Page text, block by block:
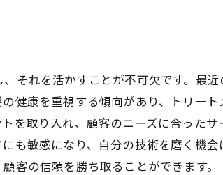
スタイル提案
リオの作成
す方法
の提供
それを活かすことが不可欠です。最
健康を重視する傾向があり、トリー
を取り入れ、顧客のニーズに合った
も敏感になり、自分の技術を磨く機
客の信頼を勝ち取ることができます。